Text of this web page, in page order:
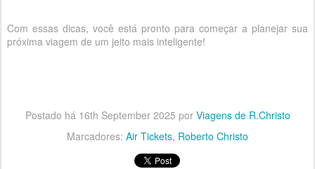
Com essas dicas, você está pronto para começar a planejar sua
próxima viagem de um jeito mais inteligente!
Postado há 16th September 2025 por Viagens de R.Christo
Marcadores: Air Tickets Roberto Christo